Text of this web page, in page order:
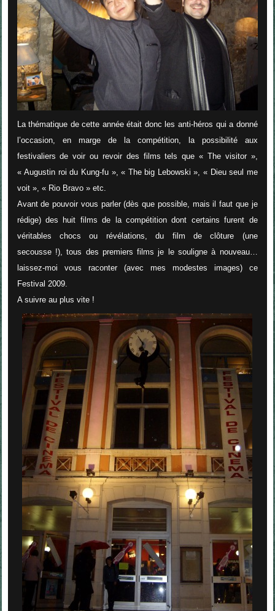
La thématique de cette année était donc les anti-héros qui a donné
l’occasion, en marge de la compétition, la possibilité aux
festivaliers de voir ou revoir des films tels que « The visitor »,
« Augustin roi du Kung-fu », « The big Lebowski », « Dieu seul me
voit », « Rio Bravo » etc.
Avant de pouvoir vous parler (dès que possible, mais il faut que je
rédige) des huit films de la compétition dont certains furent de
véritables chocs ou révélations, du film de clôture (une
secousse !), tous des premiers films je le souligne à nouveau…
laissez-moi vous raconter (avec mes modestes images) ce
Festival 2009.
A suivre au plus vite !